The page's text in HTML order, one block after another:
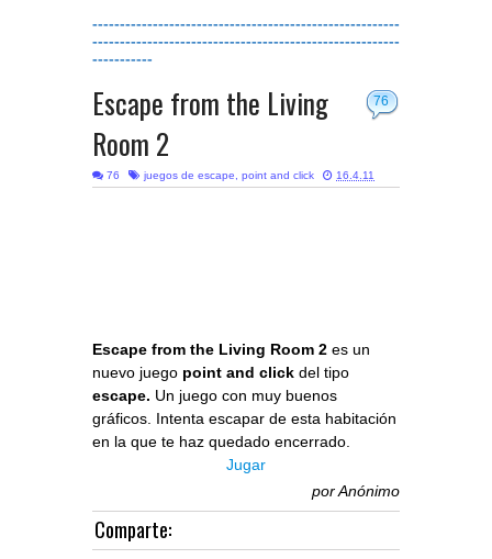
--------------------------------------------------------
--------------------------------------------------------
-----------
76
Escape from the Living
Room 2
76 juegos de escape, point and click 16.4.11
Escape from the Living Room 2 es un
nuevo juego point and click del tipo
escape. Un juego con muy buenos
gráficos. Intenta escapar de esta habitación
en la que te haz quedado encerrado.
Jugar
porAnónimo
Comparte: